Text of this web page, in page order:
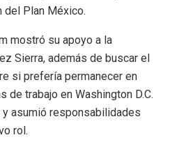
del Plan México.
mostró su apoyo a la
Sierra, además de buscar el
si prefería permanecer en
de trabajo en Washington D.C.
asumió responsabilidades
rol.